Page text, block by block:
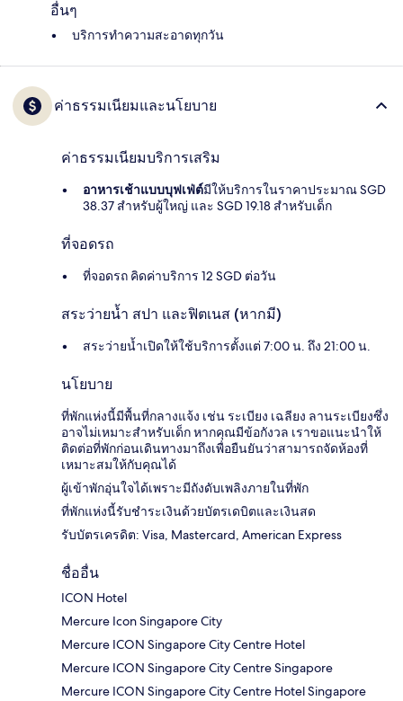
อื่นๆ
บริการทำความสะอาดทุกวัน
ค่าธรรมเนียมและนโยบาย
ค่าธรรมเนียมบริการเสริม
อาหารเช้าแบบบุฟเฟ่ต์มีให้บริการในราคาประมาณ SGD
38.37 สำหรับผู้ใหญ่ และ SGD 19.18 สำหรับเด็ก
ที่จอดรถ
ที่จอดรถ คิดค่าบริการ 12 SGD ต่อวัน
สระว่ายน้ำ สปา และฟิตเนส (หากมี)
สระว่ายน้ำเปิดให้ใช้บริการตั้งแต่ 7:00 น. ถึง 21:00 น.
นโยบาย
ที่พักแห่งนี้มีพื้นที่กลางแจ้ง เช่น ระเบียง เฉลียง ลานระเบียงซึ่ง
อาจไม่เหมาะสำหรับเด็ก หากคุณมีข้อกังวล เราขอแนะนำให้
ติดต่อที่พักก่อนเดินทางมาถึงเพื่อยืนยันว่าสามารถจัดห้องที่
เหมาะสมให้กับคุณได้
ผู้เข้าพักอุ่นใจได้เพราะมีถังดับเพลิงภายในที่พัก
ที่พักแห่งนี้รับชำระเงินด้วยบัตรเดบิตและเงินสด
รับบัตรเครดิต: Visa, Mastercard, American Express
ชื่ออื่น
ICON Hotel
Mercure Icon Singapore City
Mercure ICON Singapore City Centre Hotel
Mercure ICON Singapore City Centre Singapore
Mercure ICON Singapore City Centre Hotel Singapore